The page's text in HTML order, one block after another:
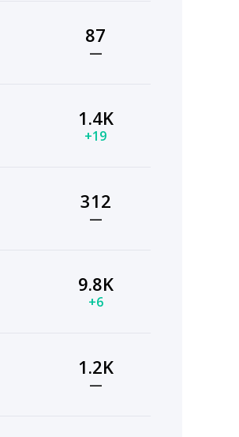
87
—
1.4K
+19
312
—
9.8K
+6
1.2K
—